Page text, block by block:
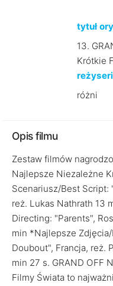
tytuł
13.
Krótkie
różni
Opis filmu
Zestaw filmów
Najlepsze Niezależne
Scenariusz/Best Script:
reż. Lukas Nathrath 13
Directing: "Parents",
min *Najlepsze
Doubout", Francja, reż.
min 27 s. GRAND OFF
Filmy Świata to